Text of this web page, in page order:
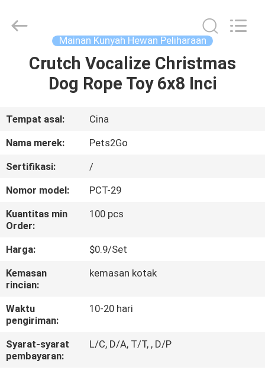
RUMAH
TENTANG
KAMI
TUR
PABRIK
HUBUNGI
KAMI
PERMINTAAN
PENAWARAN
Pets2Go
Trading
Mainan Kunyah Hewan Peliharaan
Crutch Vocalize Christmas
Dog Rope Toy 6x8 Inci
Tempat asal:
Cina
Nama merek:
Pets2Go
Sertifikasi:
/
Nomor model:
PCT-29
Kuantitas min
Order:
100 pcs
Harga:
$0.9/Set
Kemasan
rincian:
kemasan kotak
Waktu
pengiriman:
10-20 hari
Syarat-syarat
pembayaran:
L/C, D/A, T/T, , D/P